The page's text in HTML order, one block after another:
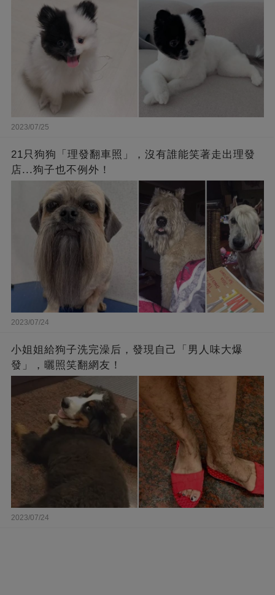
2023/07/25
21只狗狗「理發翻車照」，沒有誰能笑著走出理發
店...狗子也不例外！
2023/07/24
小姐姐給狗子洗完澡后，發現自己「男人味大爆
發」，曬照笑翻網友！
2023/07/24